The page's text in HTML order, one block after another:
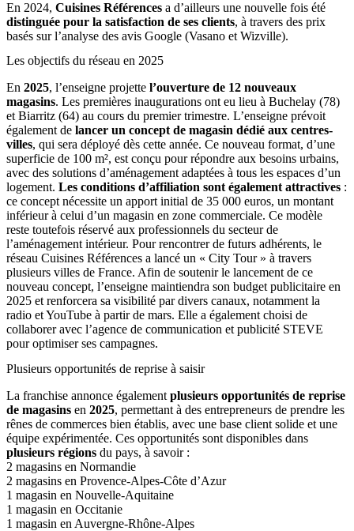
En 2024, Cuisines Références a d’ailleurs une nouvelle fois été
distinguée pour la satisfaction de ses clients, à travers des prix
basés sur l’analyse des avis Google (Vasano et Wizville).
Les objectifs du réseau en 2025
En 2025, l’enseigne projette l’ouverture de 12 nouveaux
magasins. Les premières inaugurations ont eu lieu à Buchelay (78)
et Biarritz (64) au cours du premier trimestre. L’enseigne prévoit
également de lancer un concept de magasin dédié aux centres-
villes, qui sera déployé dès cette année. Ce nouveau format, d’une
superficie de 100 m², est conçu pour répondre aux besoins urbains,
avec des solutions d’aménagement adaptées à tous les espaces d’un
logement. Les conditions d’affiliation sont également attractives :
ce concept nécessite un apport initial de 35 000 euros, un montant
inférieur à celui d’un magasin en zone commerciale. Ce modèle
reste toutefois réservé aux professionnels du secteur de
l’aménagement intérieur. Pour rencontrer de futurs adhérents, le
réseau Cuisines Références a lancé un « City Tour » à travers
plusieurs villes de France. Afin de soutenir le lancement de ce
nouveau concept, l’enseigne maintiendra son budget publicitaire en
2025 et renforcera sa visibilité par divers canaux, notamment la
radio et YouTube à partir de mars. Elle a également choisi de
collaborer avec l’agence de communication et publicité STEVE
pour optimiser ses campagnes.
Plusieurs opportunités de reprise à saisir
La franchise annonce également plusieurs opportunités de reprise
de magasins en 2025, permettant à des entrepreneurs de prendre les
rênes de commerces bien établis, avec une base client solide et une
équipe expérimentée. Ces opportunités sont disponibles dans
plusieurs régions du pays, à savoir :
2 magasins en Normandie
2 magasins en Provence-Alpes-Côte d’Azur
1 magasin en Nouvelle-Aquitaine
1 magasin en Occitanie
1 magasin en Auvergne-Rhône-Alpes